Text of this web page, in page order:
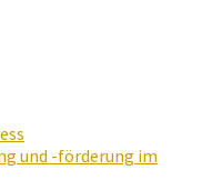
und -förderung im